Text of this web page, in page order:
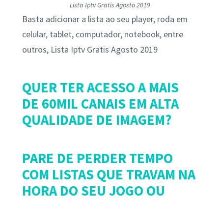
Lista Iptv Gratis Agosto 2019
Basta adicionar a lista ao seu player, roda em
celular, tablet, computador, notebook, entre
outros, Lista Iptv Gratis Agosto 2019
QUER TER ACESSO A MAIS
DE 60MIL CANAIS EM ALTA
QUALIDADE DE IMAGEM?
PARE DE PERDER TEMPO
COM LISTAS QUE TRAVAM NA
HORA DO SEU JOGO OU